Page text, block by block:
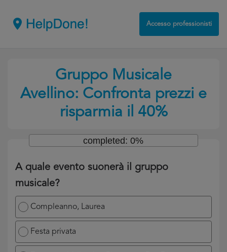
Accesso professionisti
Gruppo Musicale
Avellino: Confronta prezzi e
risparmia il 40%
A quale evento suonerà il gruppo
musicale?
Compleanno, Laurea
Festa privata
completed: 0%